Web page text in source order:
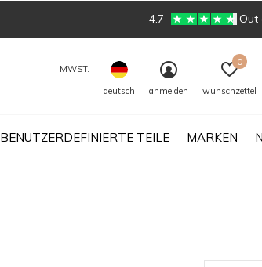
BENUTZERDEFINIERTE TEILE MARKEN
MWST.
deutsch
anmelden wunschzettel
0
4.7 Out